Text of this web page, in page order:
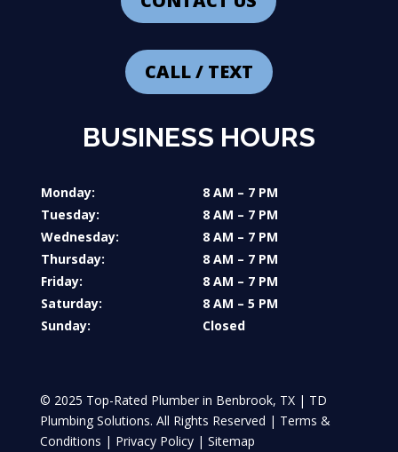
CALL / TEXT
BUSINESS HOURS
Monday:
8 AM – 7 PM
Tuesday:
8 AM – 7 PM
Wednesday:
8 AM – 7 PM
Thursday:
8 AM – 7 PM
Friday:
8 AM – 7 PM
Saturday:
8 AM – 5 PM
Sunday:
Closed
© 2025 Top-Rated Plumber in Benbrook, TX | TD
Plumbing Solutions. All Rights Reserved | Terms &
Conditions | Privacy Policy| Sitemap